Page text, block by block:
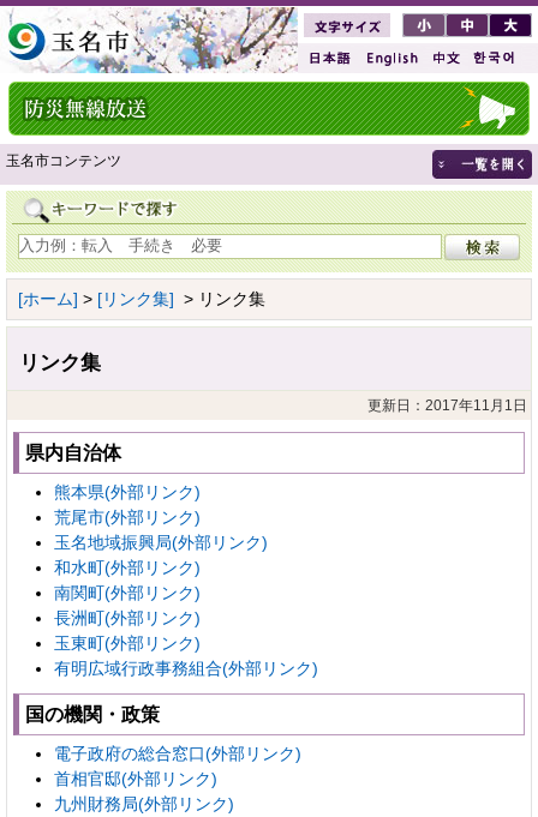
玉名市コンテンツ
[ホーム] > [リンク集] > リンク集
リンク集
更新日：2017年11月1日
県内自治体
熊本県(外部リンク)
荒尾市(外部リンク)
玉名地域振興局(外部リンク)
和水町(外部リンク)
南関町(外部リンク)
長洲町(外部リンク)
玉東町(外部リンク)
有明広域行政事務組合(外部リンク)
国の機関・政策
電子政府の総合窓口(外部リンク)
首相官邸(外部リンク)
九州財務局(外部リンク)